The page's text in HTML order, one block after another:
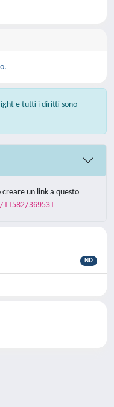
e tutti i diritti sono
un link a questo
369531
ND